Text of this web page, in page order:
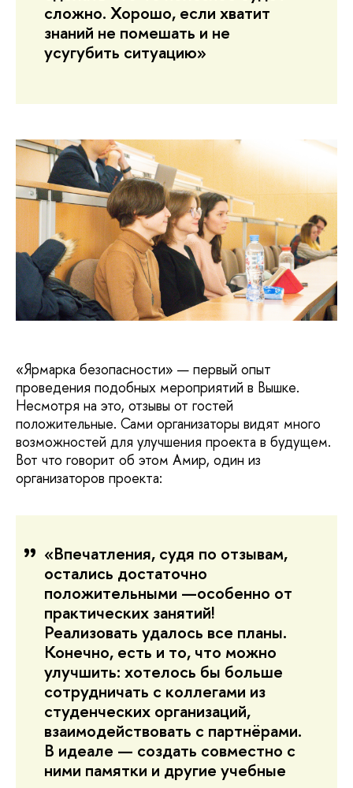
сложно. Хорошо, если хватит
знаний не помешать и не
усугубить ситуацию»
«Ярмарка безопасности» — первый опыт
проведения подобных мероприятий в Вышке.
Несмотря на это, отзывы от гостей
положительные. Сами организаторы видят много
возможностей для улучшения проекта в будущем.
Вот что говорит об этом Амир, один из
организаторов проекта:
«Впечатления, судя по отзывам,
остались достаточно
положительными —особенно от
практических занятий!
Реализовать удалось все планы.
Конечно, есть и то, что можно
улучшить: хотелось бы больше
сотрудничать с коллегами из
студенческих организаций,
взаимодействовать с партнёрами.
В идеале — создать совместно с
ними памятки и другие учебные